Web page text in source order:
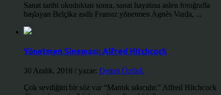
Sanat tarihi okuduktan sonra, sanat hayatına aslen fotoğrafla
başlayan Belçika asıllı Fransız yönetmen Agnès Varda, ...
Yönetmen Sineması: Alfred Hitchcock
30 Aralık, 2018 / yazar: Demet Öztürk
Çok sevdiğim bir söz var “Mantık sıkıcıdır.” Alfred Hitchcock